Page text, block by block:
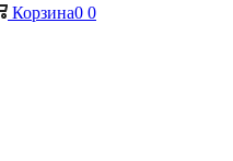
Корзина0 0